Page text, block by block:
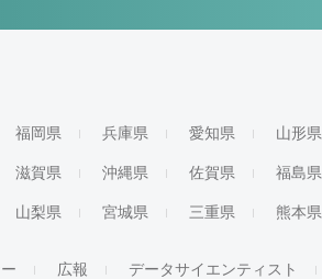
福岡県 兵庫県 愛知県 山形県
滋賀県 沖縄県 佐賀県 福島県
山梨県 宮城県 三重県 熊本県
広報 データサイエンティスト